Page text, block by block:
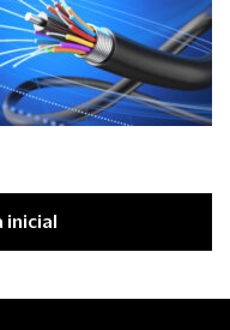
inicial